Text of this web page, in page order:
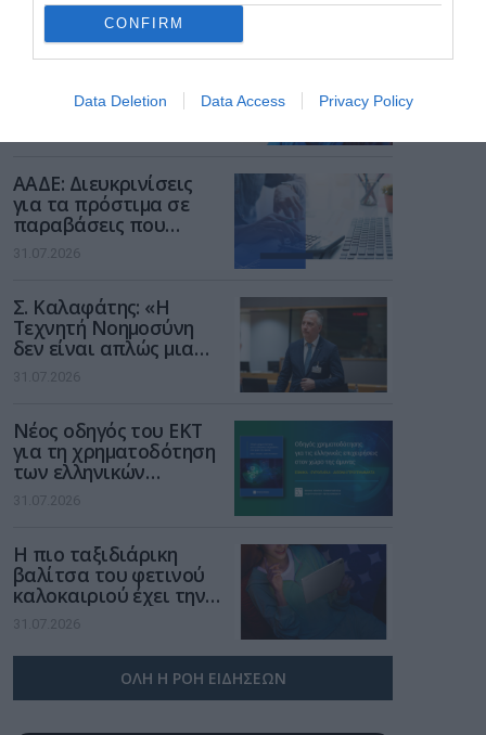
CONFIRM
Data Deletion Data Access Privacy Policy
ΡΟΗ ΕΙΔΗΣΕΩΝ
Το χρηματοδοτούμενο
Gaming Police”
των παιδιών στο
ΑΑΔΕ: Διευκρινίσεις
για τα πρόστιμα σε
παραβάσεις που
αφορούν τους ΦΗΜ
31.07.2026
Σ. Καλαφάτης: «Η
Τεχνητή Νοημοσύνη
δεν είναι απλώς μια
νέα τεχνολογία, είναι
μια νέα βιομηχανική
31.07.2026
Νέος οδηγός του ΕΚΤ
για τη χρηματοδότηση
των ελληνικών
επιχειρήσεων στον
χώρο της άμυνας
31.07.2026
Η πιο ταξιδιάρικη
βαλίτσα του φετινού
καλοκαιριού έχει την
υπογραφή της Xiaomi
31.07.2026
ΟΛΗ Η ΡΟΗ ΕΙΔΗΣΕΩΝ